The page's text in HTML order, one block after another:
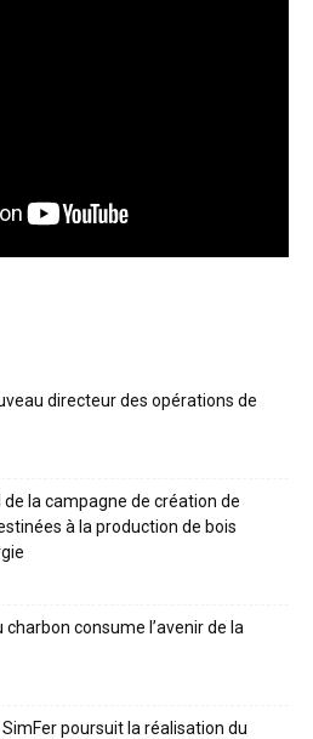
directeur des opérations de
la campagne de création de
à la production de bois
charbon consume l’avenir de la
poursuit la réalisation du